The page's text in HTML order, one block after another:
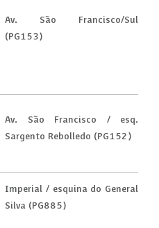
Av. São Francisco/Sul
(PG153)
Av. São Francisco / esq.
Sargento Rebolledo (PG152)
Imperial / esquina do General
Silva (PG885)